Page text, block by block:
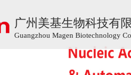
广州美基生物科技有
Guangzhou Magen Biotechnology
广州美基生物科技有
Guangzhou Magen Biotechnology